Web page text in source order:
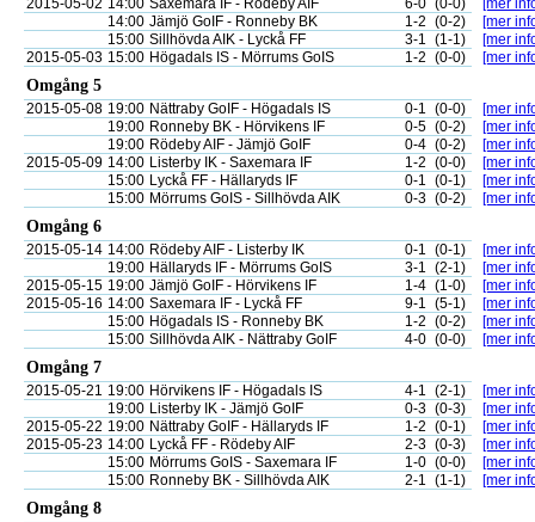
2015-05-02 14:00 Saxemara IF - Rödeby AIF 6-0 (0-0)
[mer
14:00 Jämjö GoIF - Ronneby BK 1-2 (0-2)
[mer
15:00 Sillhövda AIK - Lyckå FF 3-1 (1-1)
[mer
2015-05-03 15:00 Högadals IS - Mörrums GoIS 1-2 (0-0) [mer
Omgång 5
2015-05-08 19:00 Nättraby GoIF - Högadals IS 0-1 (0-0)
[mer
19:00 Ronneby BK - Hörvikens IF 0-5 (0-2)
[mer
19:00 Rödeby AIF - Jämjö GoIF 0-4 (0-2)
[mer
2015-05-09 14:00 Listerby IK - Saxemara IF 1-2 (0-0)
[mer
15:00 Lyckå FF - Hällaryds IF 0-1 (0-1)
[mer
15:00 Mörrums GoIS - Sillhövda AIK 0-3 (0-2) [mer
Omgång 6
2015-05-14 14:00 Rödeby AIF - Listerby IK 0-1 (0-1)
[mer
19:00 Hällaryds IF - Mörrums GoIS 3-1 (2-1)
[mer
2015-05-15 19:00 Jämjö GoIF - Hörvikens IF 1-4 (1-0)
[mer
2015-05-16 14:00 Saxemara IF - Lyckå FF 9-1 (5-1)
[mer
15:00 Högadals IS - Ronneby BK 1-2 (0-2)
[mer
15:00 Sillhövda AIK - Nättraby GoIF 4-0 (0-0) [mer
Omgång 7
2015-05-21 19:00 Hörvikens IF - Högadals IS 4-1 (2-1)
[mer
19:00 Listerby IK - Jämjö GoIF 0-3 (0-3)
[mer
2015-05-22 19:00 Nättraby GoIF - Hällaryds IF 1-2 (0-1)
[mer
2015-05-23 14:00 Lyckå FF - Rödeby AIF 2-3 (0-3)
[mer
15:00 Mörrums GoIS - Saxemara IF 1-0 (0-0)
[mer
15:00 Ronneby BK - Sillhövda AIK 2-1 (1-1) [mer
Omgång 8